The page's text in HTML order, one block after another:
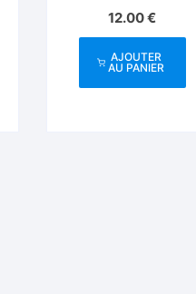
US Playing Card
12.00€
AJOUTER
AU PANIER